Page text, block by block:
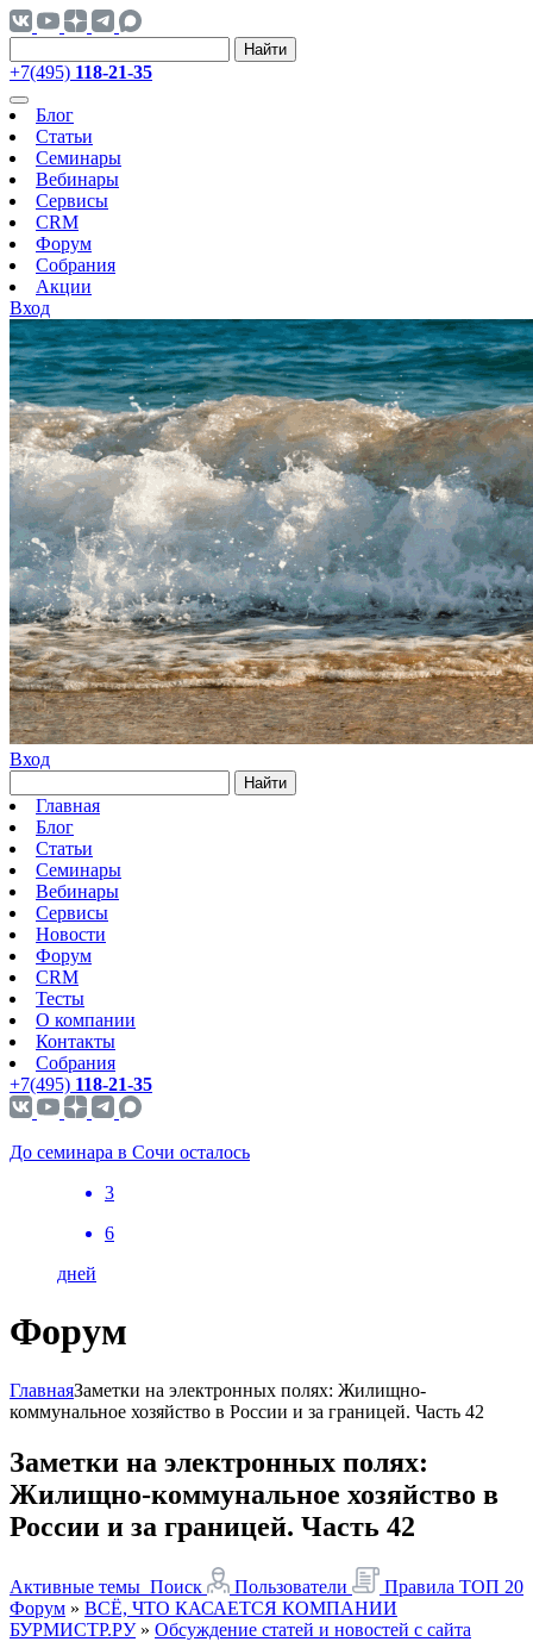
Найти
+7(495) 118-21-35
Блог
Статьи
Семинары
Вебинары
Сервисы
CRM
Форум
Собрания
Акции
Вход
Вход
Найти
Главная
Блог
Статьи
Семинары
Вебинары
Сервисы
Новости
Форум
CRM
Тесты
О компании
Контакты
Собрания
+7(495) 118-21-35
До семинара в Сочи осталось
3
6
дней
Форум
ГлавнаяЗаметки на электронных полях: Жилищно-
коммунальное хозяйство в России и за границей. Часть 42
Заметки на электронных полях:
Жилищно-коммунальное хозяйство в
России и за границей. Часть 42
Активные темы Поиск Пользователи Правила ТОП 20
Форум » ВСЁ, ЧТО КАСАЕТСЯ КОМПАНИИ
БУРМИСТР.РУ » Обсуждение статей и новостей с сайта